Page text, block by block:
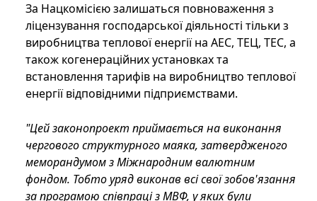
За Нацкомісією залишаться повноваження з
ліцензування господарської діяльності тільки з
виробництва теплової енергії на АЕС, ТЕЦ, ТЕС, а
також когенераційних установках та
встановлення тарифів на виробництво теплової
енергії відповідними підприємствами.
"Цей законопроект приймається на виконання
чергового структурного маяка, затвердженого
меморандумом з Міжнародним валютним
фондом. Тобто уряд виконав всі свої зобов'язання
за програмою співпраці з МВФ, у яких були